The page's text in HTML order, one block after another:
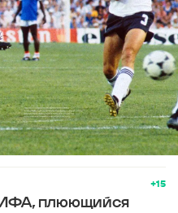
+15
плюющийся